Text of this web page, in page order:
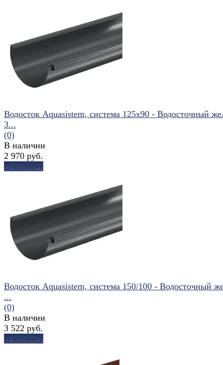
избранное
сравнить
Водосток Aquasistem, система 125x90 - Водосточный
3...
(0)
В наличии
2 970 руб.
В корзину
Водосток Aquasistem, система 150/100 - Водосточный
...
(0)
В наличии
3 522 руб.
В корзину